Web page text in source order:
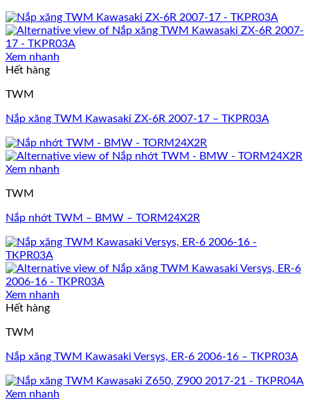
Xem nhanh
Hết hàng
TWM
Nắp xăng TWM Kawasaki ZX-6R 2007-17 – TKPR03A
Xem nhanh
TWM
Nắp nhớt TWM – BMW – TORM24X2R
Xem nhanh
Hết hàng
TWM
Nắp xăng TWM Kawasaki Versys, ER-6 2006-16 – TKPR03A
Xem nhanh